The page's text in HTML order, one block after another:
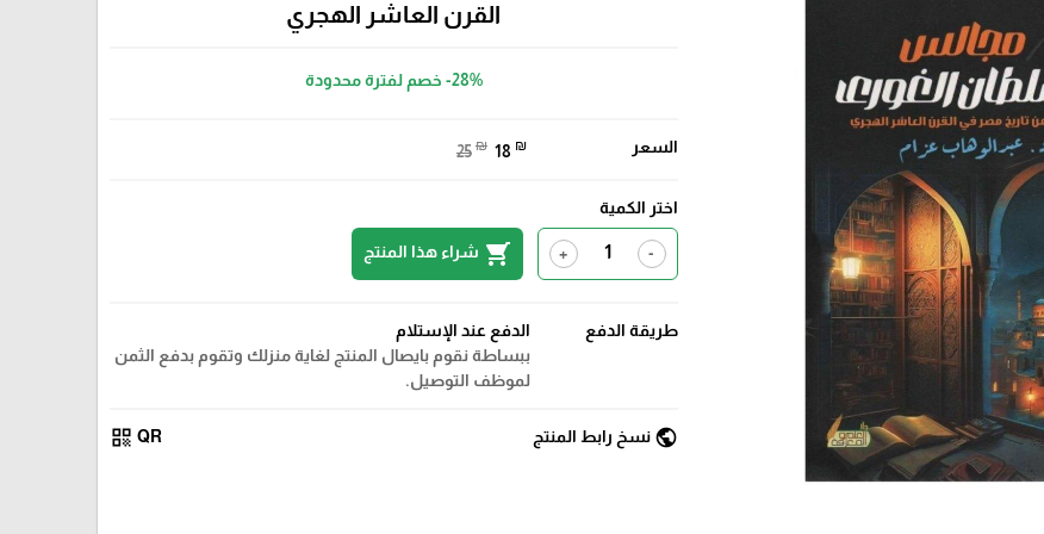
القرن العاشر الهجري
-28% خصم لفترة محدودة
السعر 25 ₪ 18 ₪
اختر الكمية
-
+
shopping_cart شراء هذا المنتج
طريقة الدفع
الدفع عند الإستلام
ببساطة نقوم بايصال المنتج لغاية منزلك وتقوم بدفع الثمن
لموظف التوصيل.
public نسخ رابط المنتج QR
qr_code